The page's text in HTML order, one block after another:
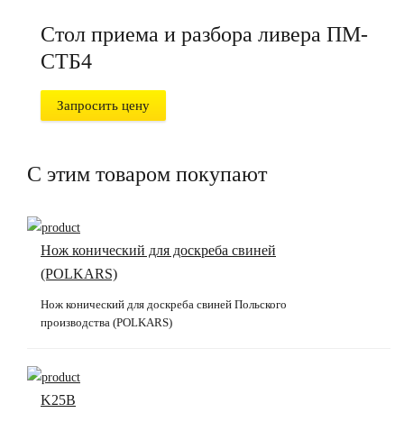
Стол приема и разбора ливера ПМ-
СТБ4
Запросить цену
С этим товаром покупают
Нож конический для доскреба свиней
(POLKARS)
Нож конический для доскреба свиней Польского
производства (POLKARS)
K25B